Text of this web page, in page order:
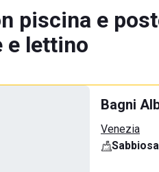
piscina e
e lettino
Bagni
Venezia
Sabbiosa